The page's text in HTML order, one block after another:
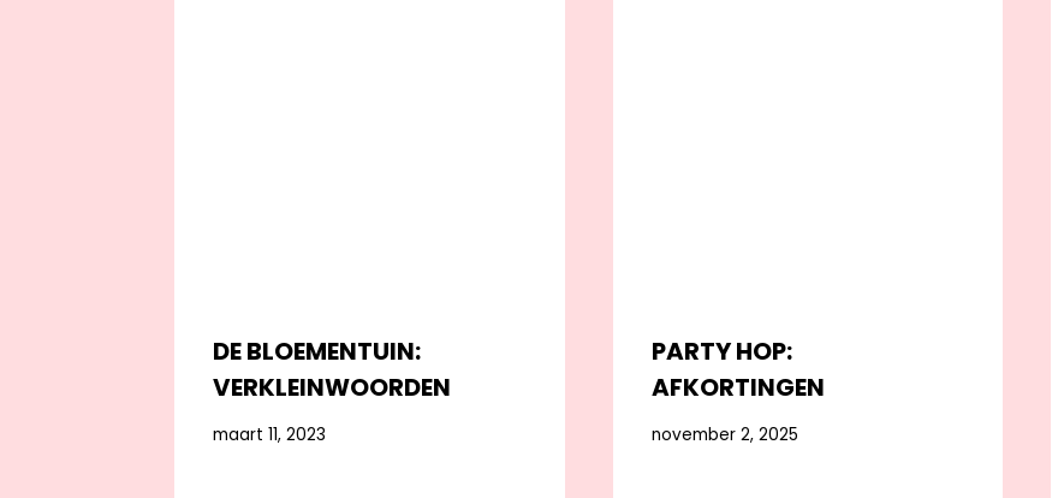
DE BLOEMENTUIN:
VERKLEINWOORDEN
maart 11, 2023
PARTY HOP:
AFKORTINGEN
november 2, 2025